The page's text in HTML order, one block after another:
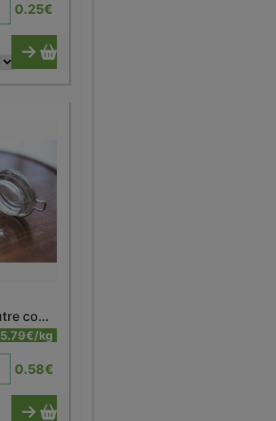
0.25€
Farine de petit épeautre complet
5.79€/kg
0.58€